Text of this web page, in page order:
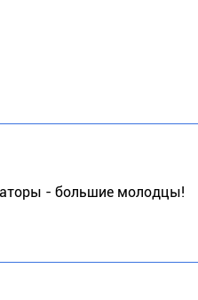
- большие молодцы!